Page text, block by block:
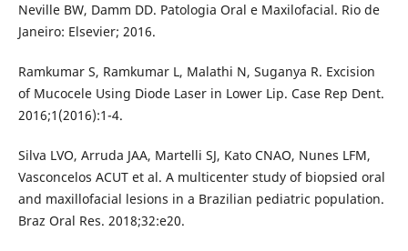
Neville BW, Damm DD. Patologia Oral e Maxilofacial. Rio de
Janeiro: Elsevier; 2016.
Ramkumar S, Ramkumar L, Malathi N, Suganya R. Excision
of Mucocele Using Diode Laser in Lower Lip. Case Rep Dent.
2016;1(2016):1-4.
Silva LVO, Arruda JAA, Martelli SJ, Kato CNAO, Nunes LFM,
Vasconcelos ACUT et al. A multicenter study of biopsied oral
and maxillofacial lesions in a Brazilian pediatric population.
Braz Oral Res. 2018;32:e20.